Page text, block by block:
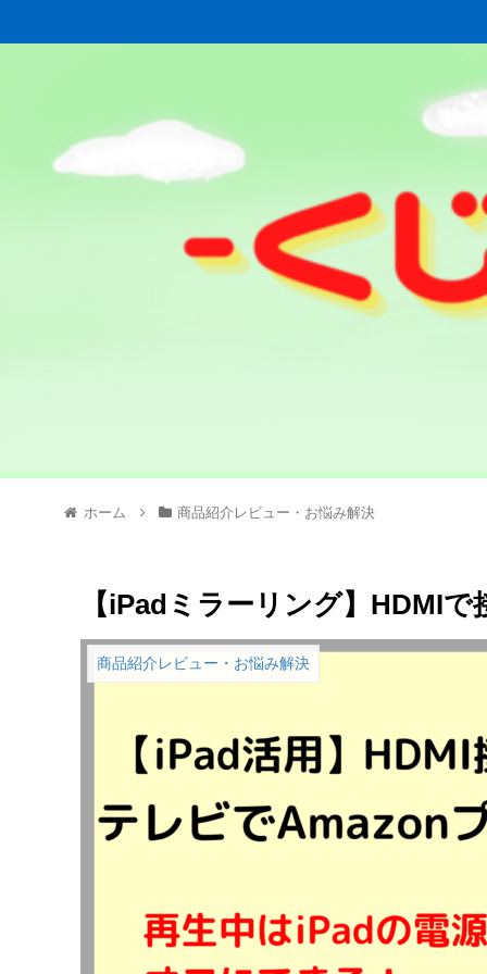
ホーム 商品紹介レビュー・お悩み解決
【iPadミラーリング】HDMI
商品紹介レビュー・お悩み解決